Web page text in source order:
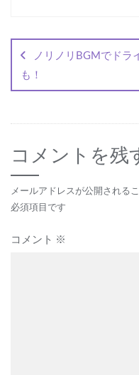
稿
ナ
ビ
ゲ
ー
シ
ョ
ン
ノリノリBGMでドラ
も！
コメントを残
メールアドレスが公開される
必須項目です
コメント ※